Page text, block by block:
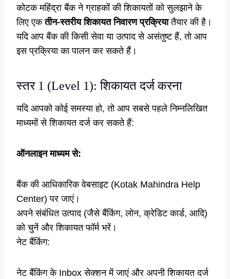
कोटक महिंद्रा बैंक ने ग्राहकों की शिकायतों को सुलझाने के
लिए एकतीन-स्तरीय शिकायत निवारण प्रक्रियातैयार की है।
यदि आप बैंक की किसी सेवा या उत्पाद से असंतुष्ट हैं, तो आप
इस प्रक्रिया का पालन कर सकते हैं।
स्तर 1 (Level 1): शिकायत दर्ज करना
यदि आपको कोई समस्या हो, तो आप सबसे पहले निम्नलिखित
माध्यमों से शिकायत दर्ज कर सकते हैं:
ऑनलाइन माध्यम से:
बैंक की आधिकारिक वेबसाइट (Kotak Mahindra Help
Center) पर जाएं।
अपने संबंधित उत्पाद (जैसे बैंकिंग, लोन, क्रेडिट कार्ड, आदि)
को चुनें और शिकायत फॉर्म भरें।
नेट बैंकिंग:
नेट बैंकिंग के Inbox सेक्शन में जाएं और अपनी शिकायत दर्ज